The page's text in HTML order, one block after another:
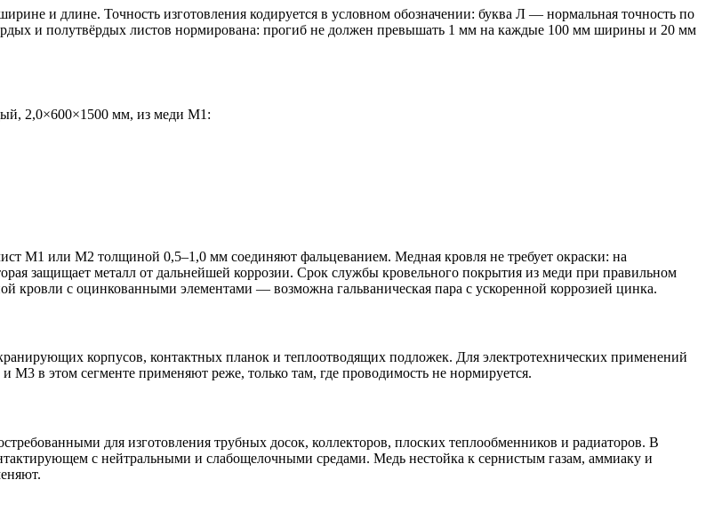
и длине. Точность изготовления кодируется в условном обозначении: буква Л — нормальная точность по
и полутвёрдых листов нормирована: прогиб не должен превышать 1 мм на каждые 100 мм ширины и 20 мм
2,0×600×1500 мм, из меди М1:
М1 или М2 толщиной 0,5–1,0 мм соединяют фальцеванием. Медная кровля не требует окраски: на
защищает металл от дальнейшей коррозии. Срок службы кровельного покрытия из меди при правильном
кровли с оцинкованными элементами — возможна гальваническая пара с ускоренной коррозией цинка.
корпусов, контактных планок и теплоотводящих подложек. Для электротехнических применений
в этом сегменте применяют реже, только там, где проводимость не нормируется.
для изготовления трубных досок, коллекторов, плоских теплообменников и радиаторов. В
с нейтральными и слабощелочными средами. Медь нестойка к сернистым газам, аммиаку и